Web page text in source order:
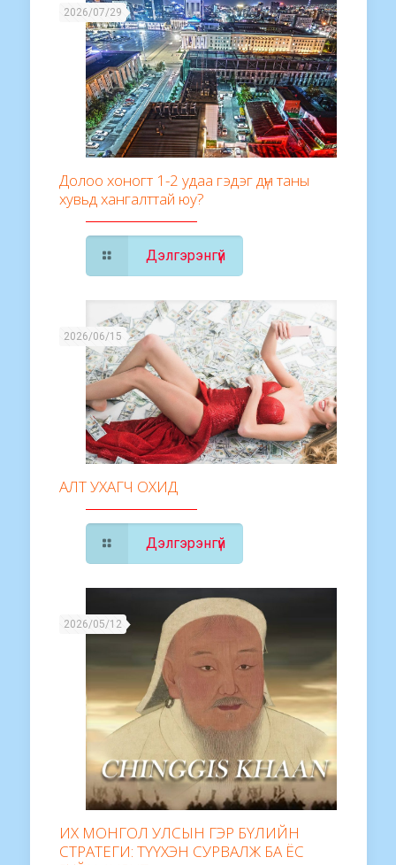
2026/07/29
Долоо хоногт 1-2 удаа гэдэг дүн таны
хувьд хангалттай юу?
Дэлгэрэнгүй
2026/06/15
АЛТ УХАГЧ ОХИД
Дэлгэрэнгүй
2026/05/12
ИХ МОНГОЛ УЛСЫН ГЭР БҮЛИЙН
СТРАТЕГИ: ТҮҮХЭН СУРВАЛЖ БА ЁС